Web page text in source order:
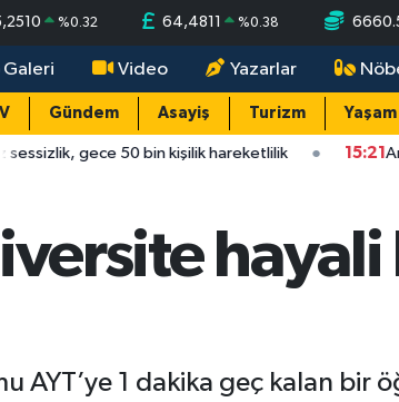
%0.32 64,4811 %0.38
Galeri Video Yazarlar
Gündem Asayiş Turizm Yaşam
50 bin kişilik hareketlilik 15:21 Antalya'da
hayali
AYT’ye 1 dakika geç kalan bir